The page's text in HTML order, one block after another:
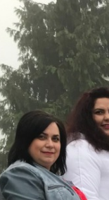
ПРОФЕСІЙНІ
захищена
«Обізнана –